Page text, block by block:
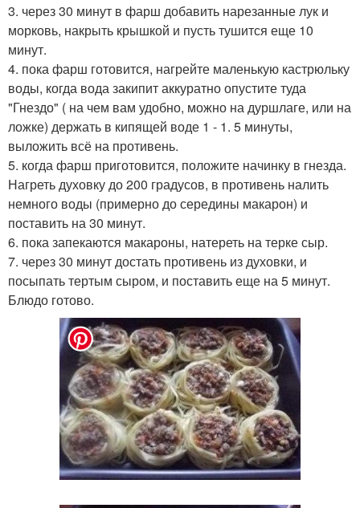
3. через 30 минут в фарш добавить нарезанные лук и
морковь, накрыть крышкой и пусть тушится еще 10
минут.
4. пока фарш готовится, нагрейте маленькую кастрюльку
воды, когда вода закипит аккуратно опустите туда
"Гнездо" ( на чем вам удобно, можно на дуршлаге, или на
ложке) держать в кипящей воде 1 - 1. 5 минуты,
выложить всё на противень.
5. когда фарш приготовится, положите начинку в гнезда.
Нагреть духовку до 200 градусов, в противень налить
немного воды (примерно до середины макарон) и
поставить на 30 минут.
6. пока запекаются макароны, натереть на терке сыр.
7. через 30 минут достать противень из духовки, и
посыпать тертым сыром, и поставить еще на 5 минут.
Блюдо готово.